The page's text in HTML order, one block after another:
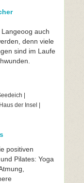
auch
denn viele
sind im Laufe
|
der Insel |
positiven
Pilates: Yoga